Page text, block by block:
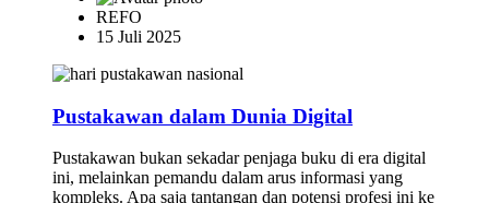
REFO
15 Juli 2025
Pustakawan dalam Dunia Digital
Pustakawan bukan sekadar penjaga buku di era digital
ini, melainkan pemandu dalam arus informasi yang
kompleks. Apa saja tantangan dan potensi profesi ini ke